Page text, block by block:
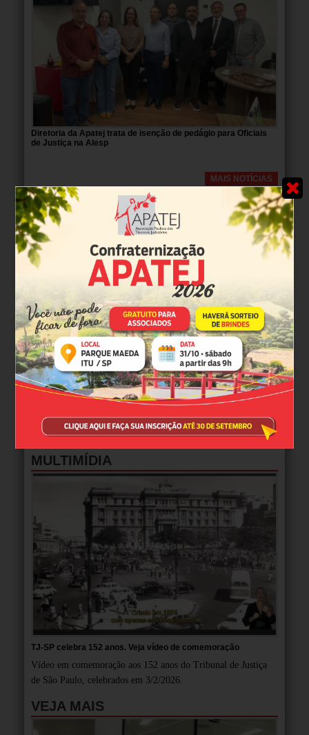
Diretoria da Apatej trata de isenção de pedágio para Oficiais
de Justiça na Alesp
MAIS NOTÍCIAS
MULTIMÍDIA
TJ-SP celebra 152 anos. Veja vídeo de comemoração
Vídeo em comemoração aos 152 anos do Tribunal de Justiça
de São Paulo, celebrados em 3/2/2026.
VEJA MAIS